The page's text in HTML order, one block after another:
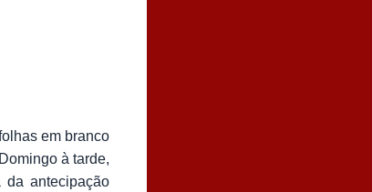
em branco
à tarde,
antecipação